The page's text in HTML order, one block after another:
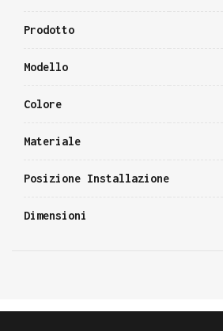
Prodotto
Modello
Colore
Materiale
Posizione Installazione
Dimensioni